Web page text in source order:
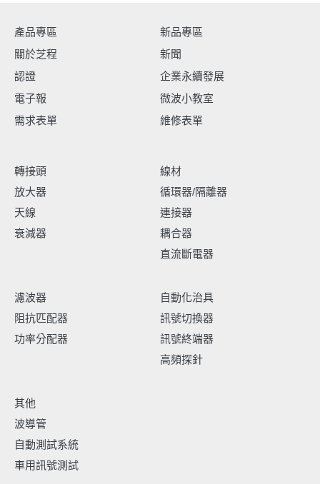
產品專區
新品專區
關於芝程
新聞
認證
企業永續發展
電子報
微波小教室
需求表單
維修表單
轉接頭
放大器
天線
衰減器
線材
循環器/隔離器
連接器
耦合器
直流斷電器
濾波器
阻抗匹配器
功率分配器
自動化治具
訊號切換器
訊號終端器
高頻探針
其他
波導管
自動測試系統
車用訊號測試